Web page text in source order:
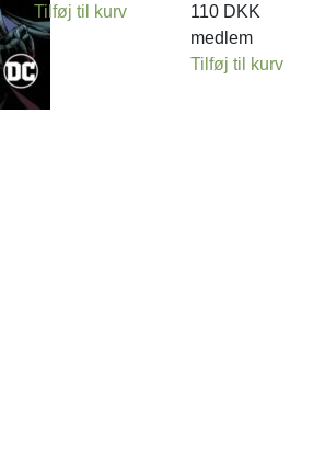
Tilføj til kurv
110 DKK
medlem
Tilføj til kurv